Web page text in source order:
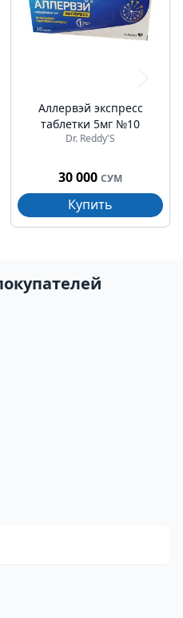
Аллервэй экспресс
таблетки 5мг №10
Dr. Reddy'S
30 000 СУМ
Купить